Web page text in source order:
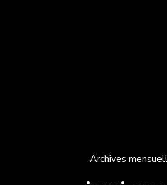
Archives